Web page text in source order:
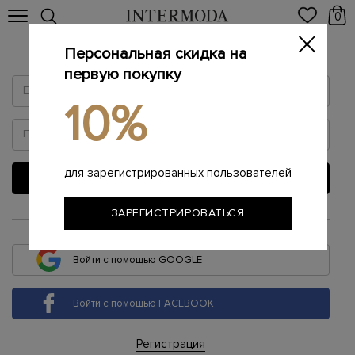
0
Войти
ВОЙТИ
или
Войти с помощью GOOGLE
Войти с помощью FACEBOOK
Регистрация
Персональная скидка на
первую покупку
10%
для зарегистрированных пользователей
ЗАРЕГИСТРИРОВАТЬСЯ